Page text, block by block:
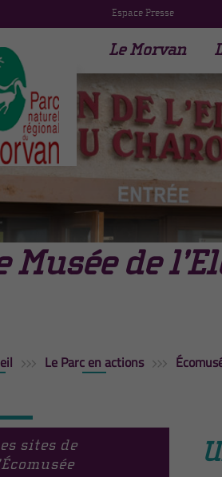
Espace Presse
Le Morvan
Musée de
Le Parc en actions
sites de